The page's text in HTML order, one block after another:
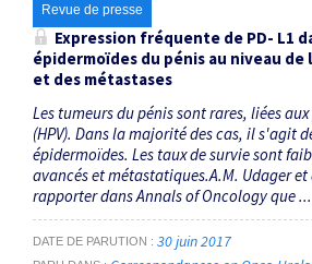
Revue de presse
Expression fréquente de PD- L1
épidermoïdes du pénis au niveau
et des métastases
Les tumeurs du pénis sont rares, liées
(HPV). Dans la majorité des cas, il s'agit
épidermoïdes. Les taux de survie sont
avancés et métastatiques.A.M. Udager
rapporter dans Annals of Oncology que ...
DATE DE PARUTION 30 juin 2017